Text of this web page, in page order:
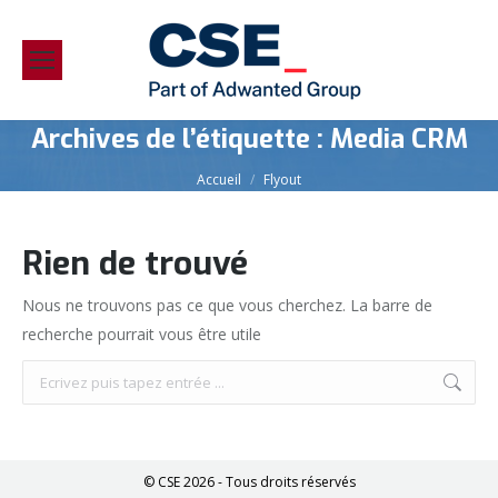
Archives de l’étiquette : Media CRM
Vous êtes ici :
Accueil Flyout
Rien de trouvé
Nous ne trouvons pas ce que vous cherchez. La barre de
recherche pourrait vous être utile
Search:
© CSE 2026 - Tous droits réservés